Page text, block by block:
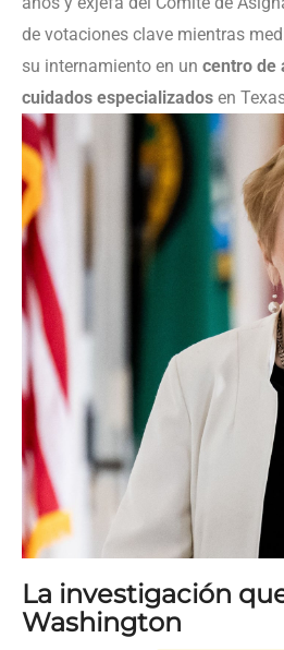
de votaciones clave mientras
su internamiento en un centro de
cuidados especializados en
La investigación
Washington